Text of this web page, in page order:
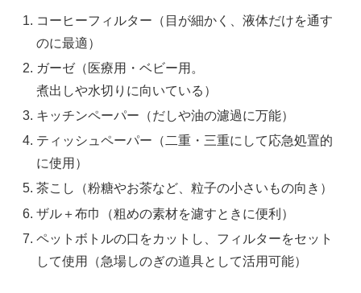
コーヒーフィルター（目が細かく、液体だけを通す
のに最適）
ガーゼ（医療用・ベビー用。
煮出しや水切りに向いている）
キッチンペーパー（だしや油の濾過に万能）
ティッシュペーパー（二重・三重にして応急処置的
に使用）
茶こし（粉糖やお茶など、粒子の小さいもの向き）
ザル＋布巾（粗めの素材を濾すときに便利）
ペットボトルの口をカットし、フィルターをセット
して使用（急場しのぎの道具として活用可能）